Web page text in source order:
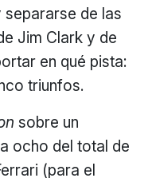
separarse de las
Jim Clark y de
en qué pista:
triunfos.
sobre un
ocho del total de
(para el